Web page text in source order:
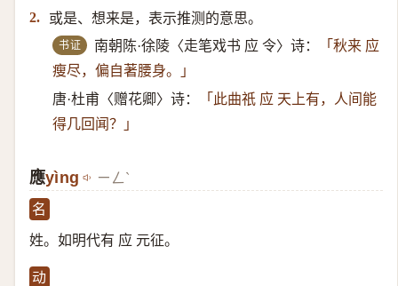
2. 或是、想来是，表示推测的意思。
书证 南朝陈·徐陵〈走笔戏书 应 令〉诗：
「秋来 应
瘦尽，偏自著腰身。」
唐·杜甫〈赠花卿〉诗：
「此曲祇 应 天上有，人间能
得几回闻？」
應yìng ㄧㄥˋ
名
姓。如明代有 应 元征。
动